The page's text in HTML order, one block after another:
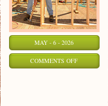
MAY - 6 - 2026
COMMENTS OFFON